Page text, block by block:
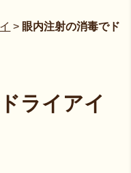
> 眼内注射の消毒でド
ライアイ